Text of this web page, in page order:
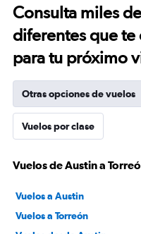
Consulta miles
diferentes que
para tu próximo
Otras opciones de vuelos
Vuelos por clase
Vuelos de Austin a
Vuelos a Austin
Vuelos a Torreón